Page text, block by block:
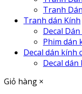
Tranh
Tranh dán Kính
Decal
Phim dán
Decal dán kính
Decal
Giỏ hàng ×